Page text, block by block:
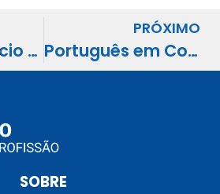
ONG ou Negócio de Impacto: Qual Modelo Cresce com Mais Autonomia
PRÓXIMO
Português em Concursos: Os 7 Tópicos que Mais Derrubam Notas
SOBRE